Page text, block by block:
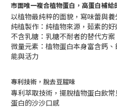
市面唯一複合植物蛋白，高蛋白補給
以植物最純粹的面貌，寫味蕾與
純植製作：純植物來源，茹素的好
不含乳糖：乳糖不耐者的替代方
微量元素：植物蛋白本身富含鈣
能與活力
專利技術，脫去豆腥味
專利萃取技術，擺脫植物蛋白飲
蛋白的沙沙口感